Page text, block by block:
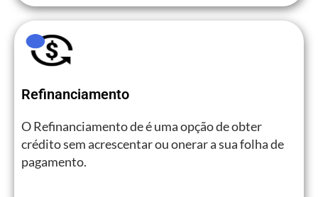
Refinanciamento
O Refinanciamento de é uma opção de obter
crédito sem acrescentar ou onerar a sua folha de
pagamento.